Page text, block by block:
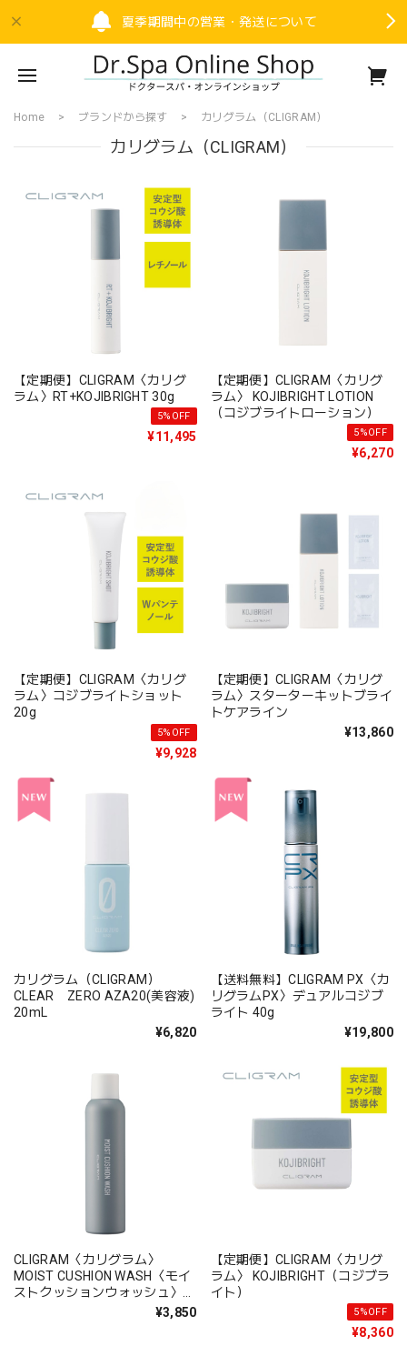
夏季期間中の営業・発送について
Home ブランドから探す カリグラム（CLIGRAM）
カリグラム（CLIGRAM）
【定期便】CLIGRAM〈カリグ
ラム〉RT+KOJIBRIGHT 30g
5%OFF
¥11,495
【定期便】CLIGRAM〈カリグ
ラム〉 KOJIBRIGHT LOTION
（コジブライトローション）
5%OFF
¥6,270
【定期便】CLIGRAM〈カリグ
ラム〉コジブライトショット
20g
5%OFF
¥9,928
【定期便】CLIGRAM〈カリグ
ラム〉スターターキットブライ
トケアライン
¥13,860
カリグラム（CLIGRAM）
CLEAR ZERO AZA20(美容液)
20mL
¥6,820
【送料無料】CLIGRAM PX〈カ
リグラムPX〉デュアルコジブ
ライト 40g
¥19,800
CLIGRAM〈カリグラム〉
MOIST CUSHION WASH〈モイ
ストクッションウォッシュ〉
¥3,850
【定期便】CLIGRAM〈カリグ
ラム〉 KOJIBRIGHT（コジブラ
イト）
5%OFF
¥8,360